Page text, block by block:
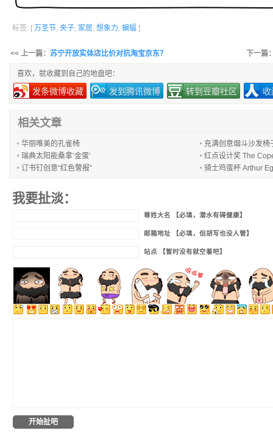
标签: [ 万圣节, 夹子, 家居, 想象力, 蝙蝠 ]
<< 上一篇： 苏宁开放实体店比价对抗淘宝京东？ 下一篇
喜欢，就收藏到自己的地盘吧：
发条微博收藏 发到腾讯微博 转到豆瓣社区
相关文章
华丽唯美的孔雀椅
充满创意烟斗沙发椅
瑞典太阳能桑拿‘金蛋’
红点设计奖 The
订书钉创意“红色警报”
骑士鸡蛋杯 Arthur
我要扯淡：
尊姓大名 【必填，潜水有碍健康】
邮箱地址 【必填，但胡写也没人管】
站点 【暂时没有就空着吧】